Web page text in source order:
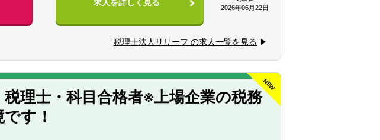
力できる
と話すのが好き、事務作業が好き、数字にこだわる
経営層として活躍していきたいという意欲をお持ちの方
欲のある方には、やってみたい業務を積極的にお任せ致します！
拓 etc.
フト】
ード、freee、弥生、達人、TKC
様や職員の要望により導入する可能性あり
求人を詳しく見る
2026年06月22日
税理士法人リリーフ の求人一覧を見る
税理士・科目合格者※上場企業の税務
す！